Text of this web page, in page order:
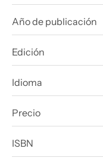
Año de publicación
Edición
Idioma
Precio
ISBN